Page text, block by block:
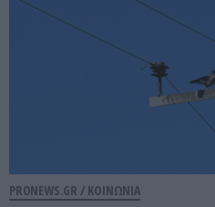
PRONEWS.GR / ΚΟΙΝΩΝΙΑ